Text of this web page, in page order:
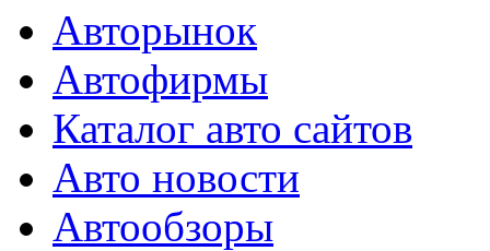
Авторынок
Автофирмы
Каталог авто сайтов
Авто новости
Автообзоры